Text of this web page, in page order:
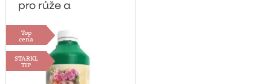
pro růže a
500g
Top
cena
STARKL
TIP